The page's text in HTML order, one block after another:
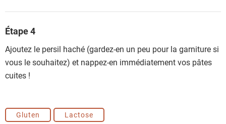
Étape 4
Ajoutez le persil haché (gardez-en un peu pour la garniture si
vous le souhaitez) et nappez-en immédiatement vos pâtes
cuites !
Gluten Lactose